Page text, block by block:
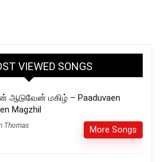
VIEWED SONGS
ஆடுவேன் மகிழ் – Paaduvaen
Magzhil
Thomas More Songs